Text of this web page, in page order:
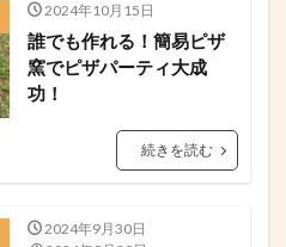
2024年10月15日
誰でも作れる！簡易ピザ
窯でピザパーティ大成
功！
続きを読む
2024年9月30日